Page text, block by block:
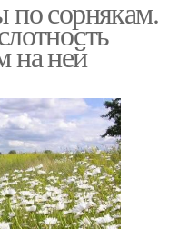
по сорнякам.
на ней